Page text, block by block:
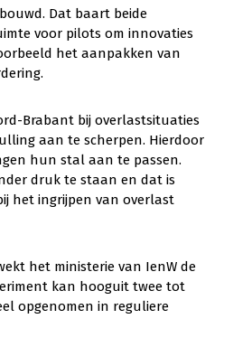
Dat baart beide
voor pilots om innovaties
het aanpakken van
Brabant bij overlastsituaties
aan te scherpen. Hierdoor
hun stal aan te passen.
druk te staan en dat is
het ingrijpen van overlast
het ministerie van IenW de
kan hooguit twee tot
opgenomen in reguliere